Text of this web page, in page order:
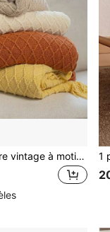
1 pièce Couverture vintage à motif géométrique, couverture douillette en acrylique tricotée pour le salon de style fermier, la chambre, toutes saisons - couleurs mixtes 1